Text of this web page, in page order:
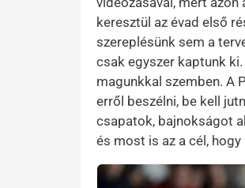
keresztül az évad első
szereplésünk sem a
csak egyszer kaptunk
magunkkal szemben. A
erről beszélni, be kell
csapatok, bajnokságot
és most is az a cél,
Kép